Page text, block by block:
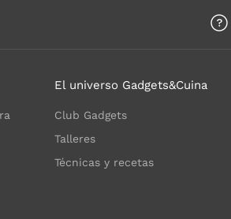
El universo Gadgets&Cuina
Club Gadgets
Talleres
Técnicas y recetas